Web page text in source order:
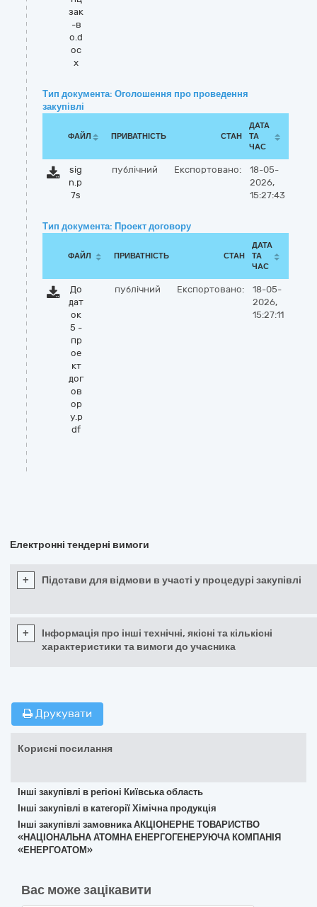
зак
-в
о.d
oc
x
Тип документа: Оголошення про проведення
закупівлі
ФАЙЛ ПРИВАТНІСТЬ СТАН
ДАТА
ТА
ЧАС
sig
n.p
7s
публічний Експортовано:
18-05-
2026,
15:27:43
Тип документа: Проект договору
ФАЙЛ ПРИВАТНІСТЬ СТАН
ДАТА
ТА
ЧАС
До
дат
ок
5 -
пр
ое
кт
дог
ов
ор
у.p
df
публічний Експортовано:
18-05-
2026,
15:27:11
Електронні тендерні вимоги
+ Підстави для відмови в участі у процедурі закупівлі
+
Інформація про інші технічні, якісні та кількісні
характеристики та вимоги до учасника
Друкувати
Корисні посилання
Інші закупівлі в регіоні Київська область
Інші закупівлі в категорії Хімічна продукція
Інші закупівлі замовника АКЦІОНЕРНЕ ТОВАРИСТВО
«НАЦІОНАЛЬНА АТОМНА ЕНЕРГОГЕНЕРУЮЧА КОМПАНІЯ
«ЕНЕРГОАТОМ»
Вас може зацікавити